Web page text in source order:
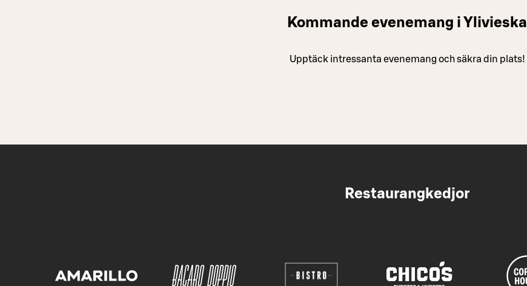
Kommande evenemang i Ylivieska
Upptäck intressanta evenemang och säkra din plats!
Restaurangkedjor